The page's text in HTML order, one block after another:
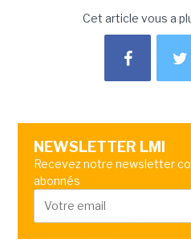
Cet article vous a
NEWSLETTER LMI
Recevez notre newsletter
abonnés